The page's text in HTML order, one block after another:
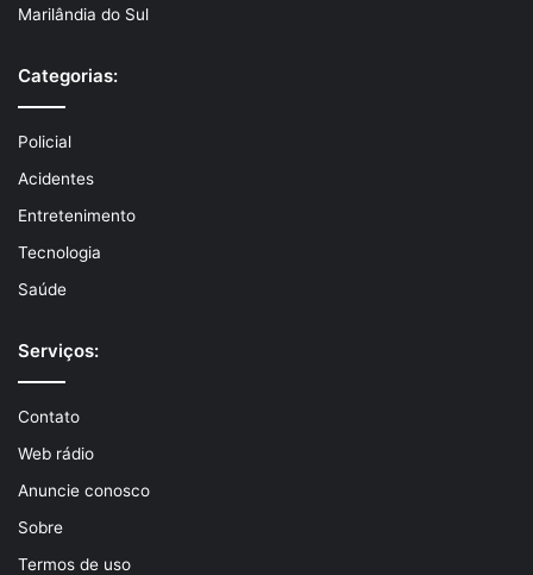
Marilândia do Sul
Categorias:
Policial
Acidentes
Entretenimento
Tecnologia
Saúde
Serviços:
Contato
Web rádio
Anuncie conosco
Sobre
Termos de uso